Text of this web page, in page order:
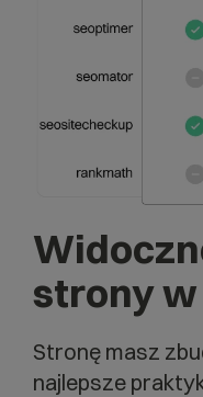
strony w
Stronę masz
najlepsze